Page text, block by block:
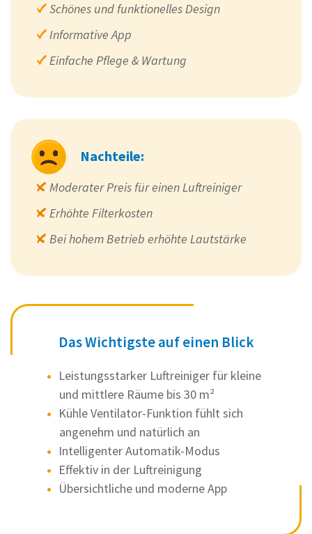
Schönes und funktionelles Design
Informative App
Einfache Pflege & Wartung
Nachteile:
Moderater Preis für einen Luftreiniger
Erhöhte Filterkosten
Bei hohem Betrieb erhöhte Lautstärke
Das Wichtigste auf einen Blick
Leistungsstarker Luftreiniger für kleine
und mittlere Räume bis 30 m²
Kühle Ventilator-Funktion fühlt sich
angenehm und natürlich an
Intelligenter Automatik-Modus
Effektiv in der Luftreinigung
Übersichtliche und moderne App